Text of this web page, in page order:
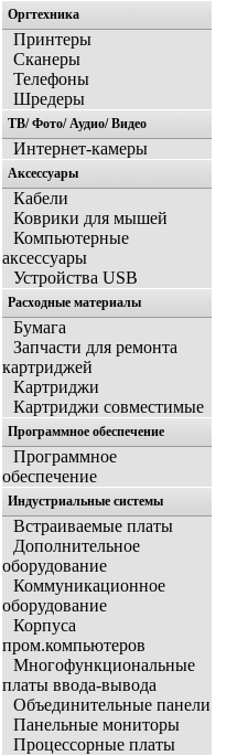
Оргтехника
Принтеры
Сканеры
Телефоны
Шредеры
ТВ/ Фото/ Аудио/ Видео
Интернет-камеры
Аксессуары
Кабели
Коврики для мышей
Компьютерные
аксессуары
Устройства USB
Расходные материалы
Бумага
Запчасти для ремонта
картриджей
Картриджи
Картриджи совместимые
Программное обеспечение
Программное
обеспечение
Индустриальные системы
Встраиваемые платы
Дополнительное
оборудование
Коммуникационное
оборудование
Корпуса
пром.компьютеров
Многофункциональные
платы ввода-вывода
Объединительные панели
Панельные мониторы
Процессорные платы